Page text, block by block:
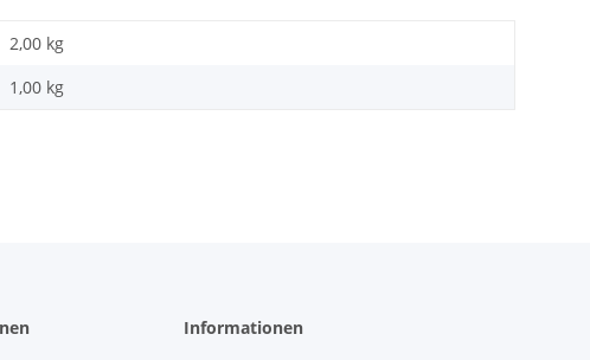
2,00 kg
1,00 kg
Informationen